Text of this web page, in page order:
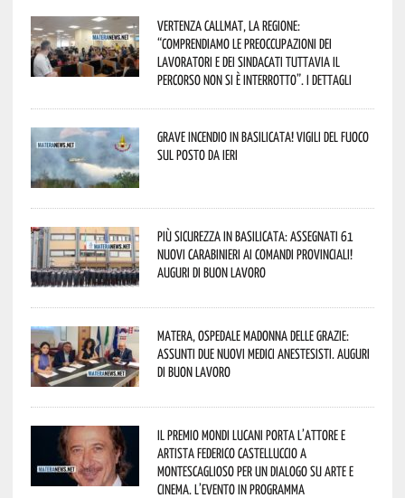
Vertenza CallMat, la Regione:
“comprendiamo le preoccupazioni dei
lavoratori e dei sindacati tuttavia il
percorso non si è interrotto”. I dettagli
Grave incendio in Basilicata! Vigili del fuoco
sul posto da ieri
Più sicurezza in Basilicata: assegnati 61
nuovi Carabinieri ai Comandi provinciali!
Auguri di buon lavoro
Matera, Ospedale Madonna delle Grazie:
assunti due nuovi medici anestesisti. Auguri
di buon lavoro
Il Premio Mondi Lucani porta l’attore e
artista Federico Castelluccio a
Montescaglioso per un dialogo su arte e
cinema. L’evento in programma